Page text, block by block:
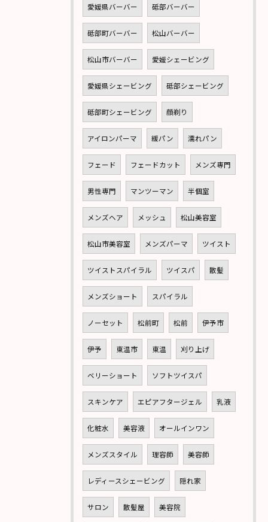
愛媛県バーバー 砥部バーバー
砥部町バーバー 松山バーバー
松山市バーバー 愛媛シェービング
愛媛県シェービング 砥部シェービング
砥部町シェービング 顔剃り
アイロンパーマ 緩パン 濡れパン
フェード フェードカット メンズ専門
男性専門 マンツーマン 半個室
メンズヘア メッシュ 松山美容室
松山市美容室 メンズパーマ ツイスト
ツイストスパイラル ツイスパ 散髪
メンズショート スパイラル
ノーセット 松前町 松前 伊予市
伊予 東温市 東温 刈り上げ
ベリーショート ソフトツイスパ
スキンケア エピアフタージェル 乳液
化粧水 美容液 オールインワン
メンズスタイル 理容師 美容師
レディースシェービング 隠れ家
サロン 散髪屋 美容院